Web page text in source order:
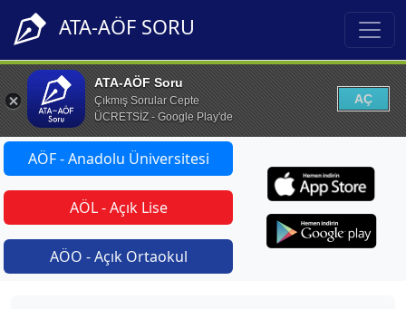
ATA-AÖF SORU
ATA-AÖF Soru
Çıkmış Sorular Cepte
ÜCRETSİZ - Google Play'de
AÇ
AÖF - Anadolu Üniversitesi
AÖL - Açık Lise
AÖO - Açık Ortaokul